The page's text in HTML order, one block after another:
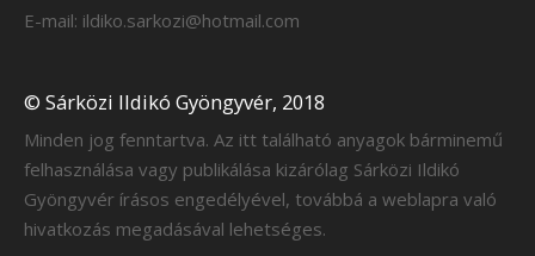
E-mail: ildiko.sarkozi@hotmail.com
© Sárközi Ildikó Gyöngyvér, 2018
Minden jog fenntartva. Az itt található anyagok bárminemű
felhasználása vagy publikálása kizárólag Sárközi Ildikó
Gyöngyvér írásos engedélyével, továbbá a weblapra való
hivatkozás megadásával lehetséges.